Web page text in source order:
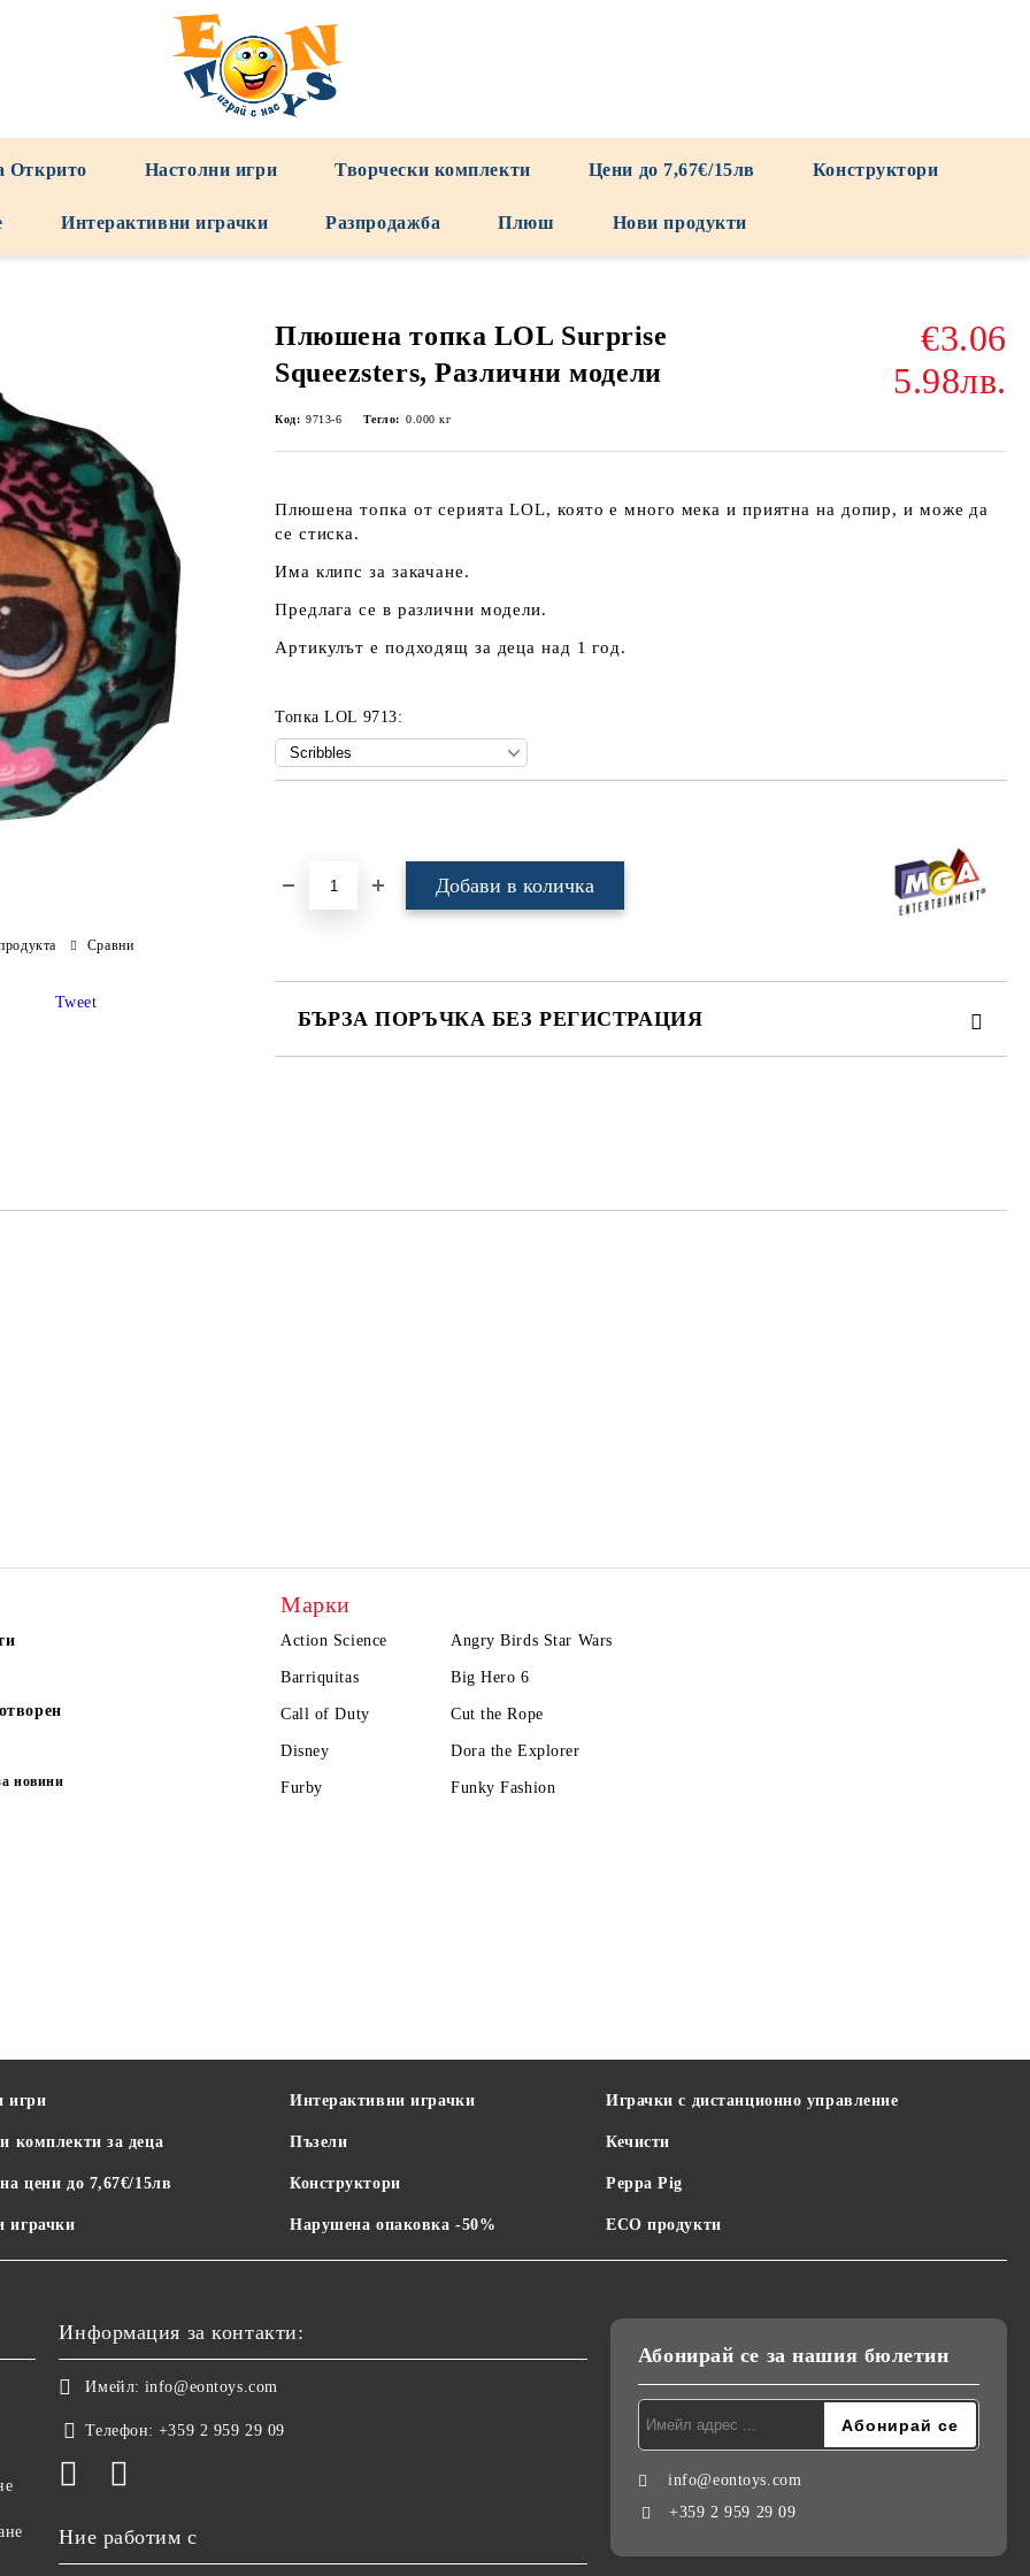
Открито Настолни игри Творчески комплекти Цени до 7,67€/15лв Конструктори
Интерактивни играчки Разпродажба Плюш Нови продукти
Плюшена топка LOL Surprise
Squeezsters, Различни модели
€3.06
5.98лв.
Код: 9713-6 Тегло: 0.000 кг
Плюшена топка от серията LOL, която е много мека и приятна на допир, и може да
се стиска.
Има клипс за закачане.
Предлага се в различни модели.
Артикулът е подходящ за деца над 1 год.
Топка LOL 9713:
БЪРЗА ПОРЪЧКА БЕЗ РЕГИСТРАЦИЯ
Сравни
Tweet
новини
Марки
Action Science Angry Birds Star Wars
Barriquitas Big Hero 6
Call of Duty Cut the Rope
Disney Dora the Explorer
Furby Funky Fashion
игри
комплекти за деца
цени до 7,67€/15лв
Интерактивни играчки
Пъзели
Конструктори
Нарушена опаковка -50%
Играчки с дистанционно управление
Кечисти
Peppa Pig
ECO продукти
Информация за контакти:
Имейл: info@eontoys.com
Телефон: +359 2 959 29 09
Ние работим с
Абонирай се за нашия бюлетин
info@eontoys.com
+359 2 959 29 09